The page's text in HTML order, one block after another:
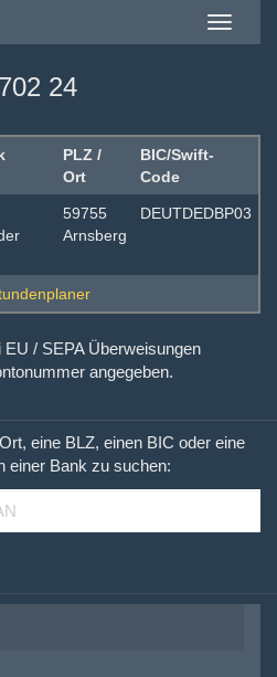
Toggle
24
PLZ /
Ort
BIC/Swift-
Code
59755
Arnsberg
DEUTDEDBP03
/ SEPA Überweisungen
angegeben.
eine BLZ, einen BIC oder eine
einer Bank zu suchen: